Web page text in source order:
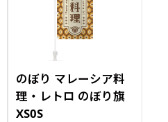
のぼり マレーシア料
理・レトロ のぼり旗
XS0S